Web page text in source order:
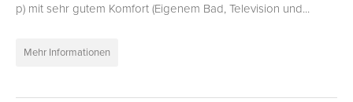
p) mit sehr gutem Komfort (Eigenem Bad, Television und...
Mehr Informationen